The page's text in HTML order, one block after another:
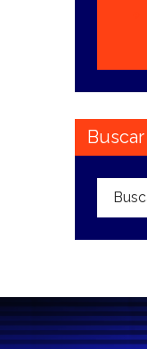
Buscar
Buscar: